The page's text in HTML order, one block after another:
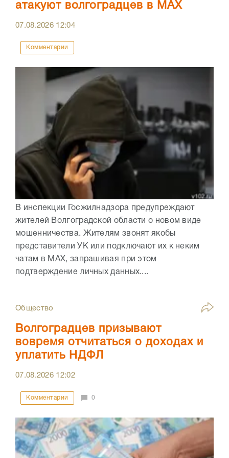
атакуют волгоградцев в МАХ
07.08.2026 12:04
Комментарии
В инспекции Госжилнадзора предупреждают
жителей Волгоградской области о новом виде
мошенничества. Жителям звонят якобы
представители УК или подключают их к неким
чатам в МАХ, запрашивая при этом
подтверждение личных данных....
Общество
Волгоградцев призывают
вовремя отчитаться о доходах и
уплатить НДФЛ
07.08.2026 12:02
Комментарии 0